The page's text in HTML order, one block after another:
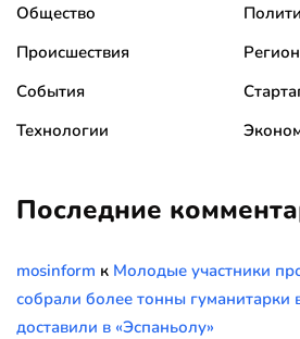
Общество
Происшествия
События
Технологии
Последние
mosinform к Молодые участники
собрали более тонны
доставили в «Эспаньолу»